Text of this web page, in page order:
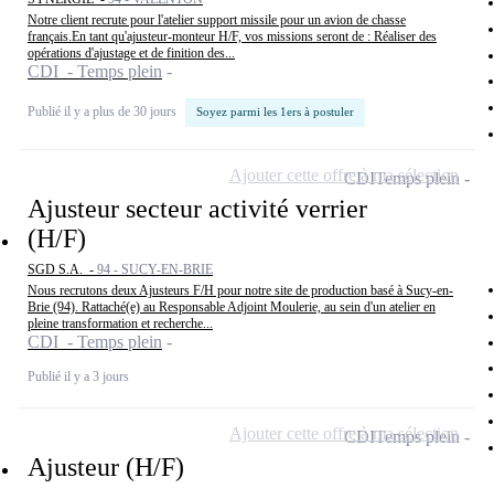
Notre client recrute pour l'atelier support missile pour un avion de chasse
français.En tant qu'ajusteur-monteur H/F, vos missions seront de : Réaliser des
opérations d'ajustage et de finition des...
CDI - Temps plein
Publié il y a plus de 30 jours Soyez parmi les 1ers à postuler
Ajusteur secteur activité verrier
(H/F)
SGD S.A. - 94 - SUCY-EN-BRIE
Nous recrutons deux Ajusteurs F/H pour notre site de production basé à Sucy-en-
Brie (94). Rattaché(e) au Responsable Adjoint Moulerie, au sein d'un atelier en
pleine transformation et recherche...
CDI - Temps plein
Publié il y a 3 jours
CDITemps plein
Ajouter cette offre à ma sélection
Ajusteur (H/F)
CDITemps plein
Ajouter cette offre à ma sélection